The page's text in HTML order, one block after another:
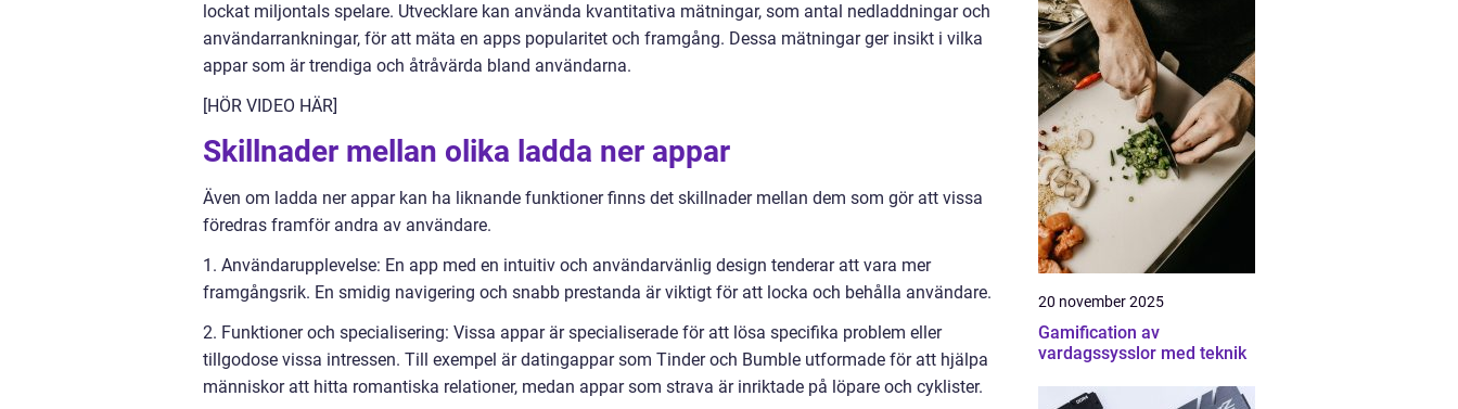
lockat miljontals spelare. Utvecklare kan använda kvantitativa mätningar, som antal nedladdningar och
användarrankningar, för att mäta en apps popularitet och framgång. Dessa mätningar ger insikt i vilka
appar som är trendiga och åtråvärda bland användarna.
[HÖR VIDEO HÄR]
Skillnader mellan olika ladda ner appar
Även om ladda ner appar kan ha liknande funktioner finns det skillnader mellan dem som gör att vissa
föredras framför andra av användare.
1. Användarupplevelse: En app med en intuitiv och användarvänlig design tenderar att vara mer
framgångsrik. En smidig navigering och snabb prestanda är viktigt för att locka och behålla användare.
2. Funktioner och specialisering: Vissa appar är specialiserade för att lösa specifika problem eller
tillgodose vissa intressen. Till exempel är datingappar som Tinder och Bumble utformade för att hjälpa
människor att hitta romantiska relationer, medan appar som strava är inriktade på löpare och cyklister.
20 november 2025
Gamification av
vardagssysslor med teknik